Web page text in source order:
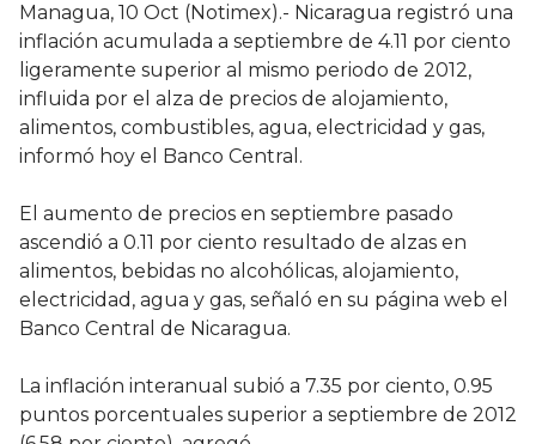
Managua, 10 Oct (Notimex).- Nicaragua registró una
inflación acumulada a septiembre de 4.11 por ciento
ligeramente superior al mismo periodo de 2012,
influida por el alza de precios de alojamiento,
alimentos, combustibles, agua, electricidad y gas,
informó hoy el Banco Central.
El aumento de precios en septiembre pasado
ascendió a 0.11 por ciento resultado de alzas en
alimentos, bebidas no alcohólicas, alojamiento,
electricidad, agua y gas, señaló en su página web el
Banco Central de Nicaragua.
La inflación interanual subió a 7.35 por ciento, 0.95
puntos porcentuales superior a septiembre de 2012